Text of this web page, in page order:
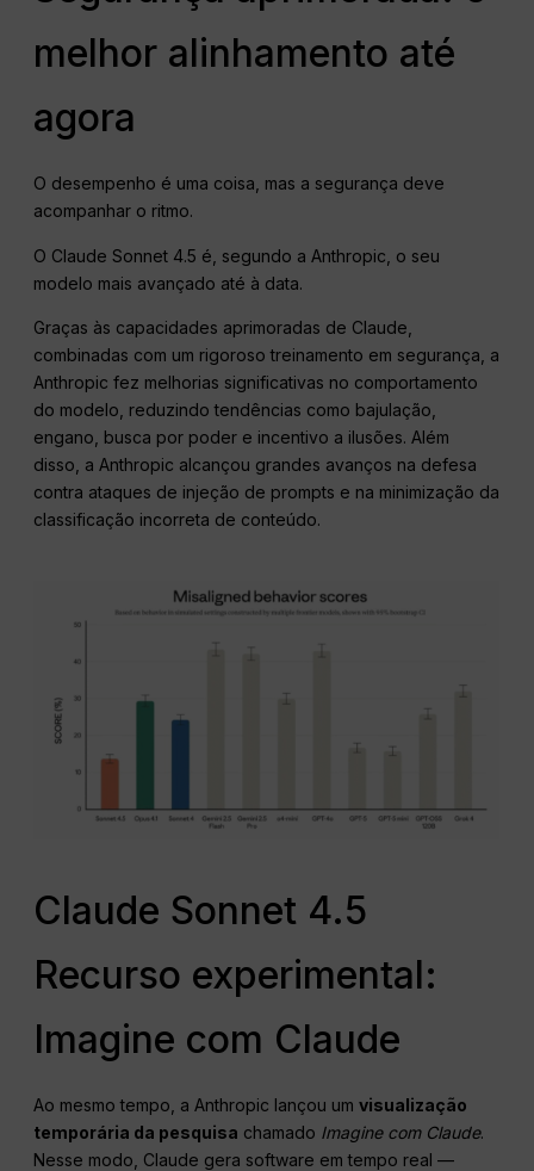
melhor alinhamento até
agora
O desempenho é uma coisa, mas a segurança deve
acompanhar o ritmo.
O Claude Sonnet 4.5 é, segundo a Anthropic, o seu
modelo mais avançado até à data.
Graças às capacidades aprimoradas de Claude,
combinadas com um rigoroso treinamento em segurança, a
Anthropic fez melhorias significativas no comportamento
do modelo, reduzindo tendências como bajulação,
engano, busca por poder e incentivo a ilusões. Além
disso, a Anthropic alcançou grandes avanços na defesa
contra ataques de injeção de prompts e na minimização da
classificação incorreta de conteúdo.
Claude Sonnet 4.5
Recurso experimental:
Imagine com Claude
Ao mesmo tempo, a Anthropic lançou umvisualização
temporária da pesquisa chamado Imagine com Claude.
Nesse modo, Claude gera software em tempo real —